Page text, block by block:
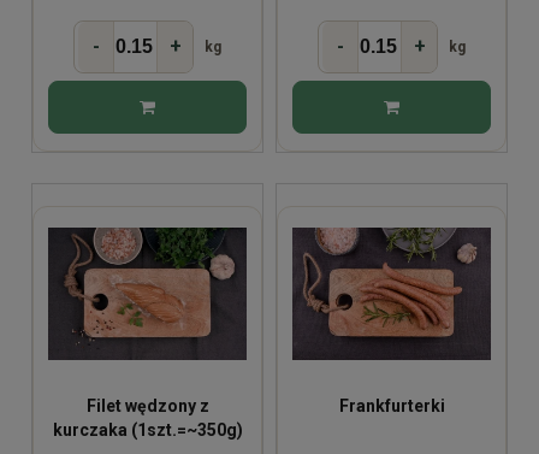
- + kg - + kg
Filet wędzony z
kurczaka (1szt.=~350g)
Frankfurterki